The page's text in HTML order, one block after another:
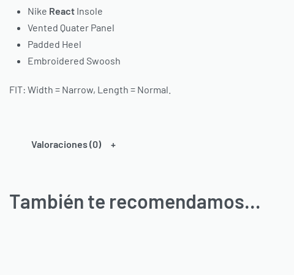
Nike React Insole
Vented Quater Panel
Padded Heel
Embroidered Swoosh
FIT: Width = Narrow, Length = Normal.
Valoraciones (0)
También te recomendamos…